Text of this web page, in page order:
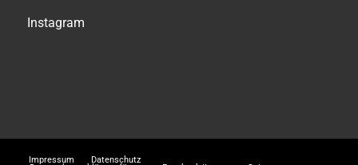
Instagram
Impressum Datenschutz